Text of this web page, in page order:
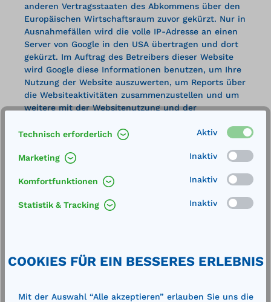
anderen Vertragsstaaten des Abkommens über den
Europäischen Wirtschaftsraum zuvor gekürzt. Nur in
Ausnahmefällen wird die volle IP-Adresse an einen
Server von Google in den USA übertragen und dort
gekürzt. Im Auftrag des Betreibers dieser Website
wird Google diese Informationen benutzen, um Ihre
Nutzung der Website auszuwerten, um Reports über
die Websiteaktivitäten zusammenzustellen und um
weitere mit der Websitenutzung und der
gegenüber dem Websitebetreiber zu erbringen. Die
übermittelte IP-Adresse wird nicht mit anderen
Speicherung der Cookies durch eine entsprechende
Einstellung Ihrer Browser-Software verhindern; wir
weisen Sie jedoch darauf hin, dass Sie in diesem
das Cookie erzeugten und auf Ihre Nutzung der
Google verhindern, indem Sie das unter dem
Technisch erforderlich Aktiv
Marketing Inaktiv
Komfortfunktionen Inaktiv
Statistik & Tracking Inaktiv
COOKIES FÜR EIN BESSERES ERLEBNIS
Mit der Auswahl “Alle akzeptieren” erlauben Sie uns die